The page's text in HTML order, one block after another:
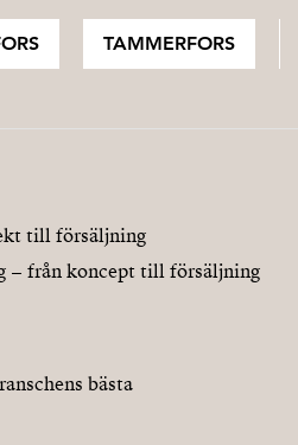
TAMMERFORS
till försäljning
– från koncept till försäljning
bästa